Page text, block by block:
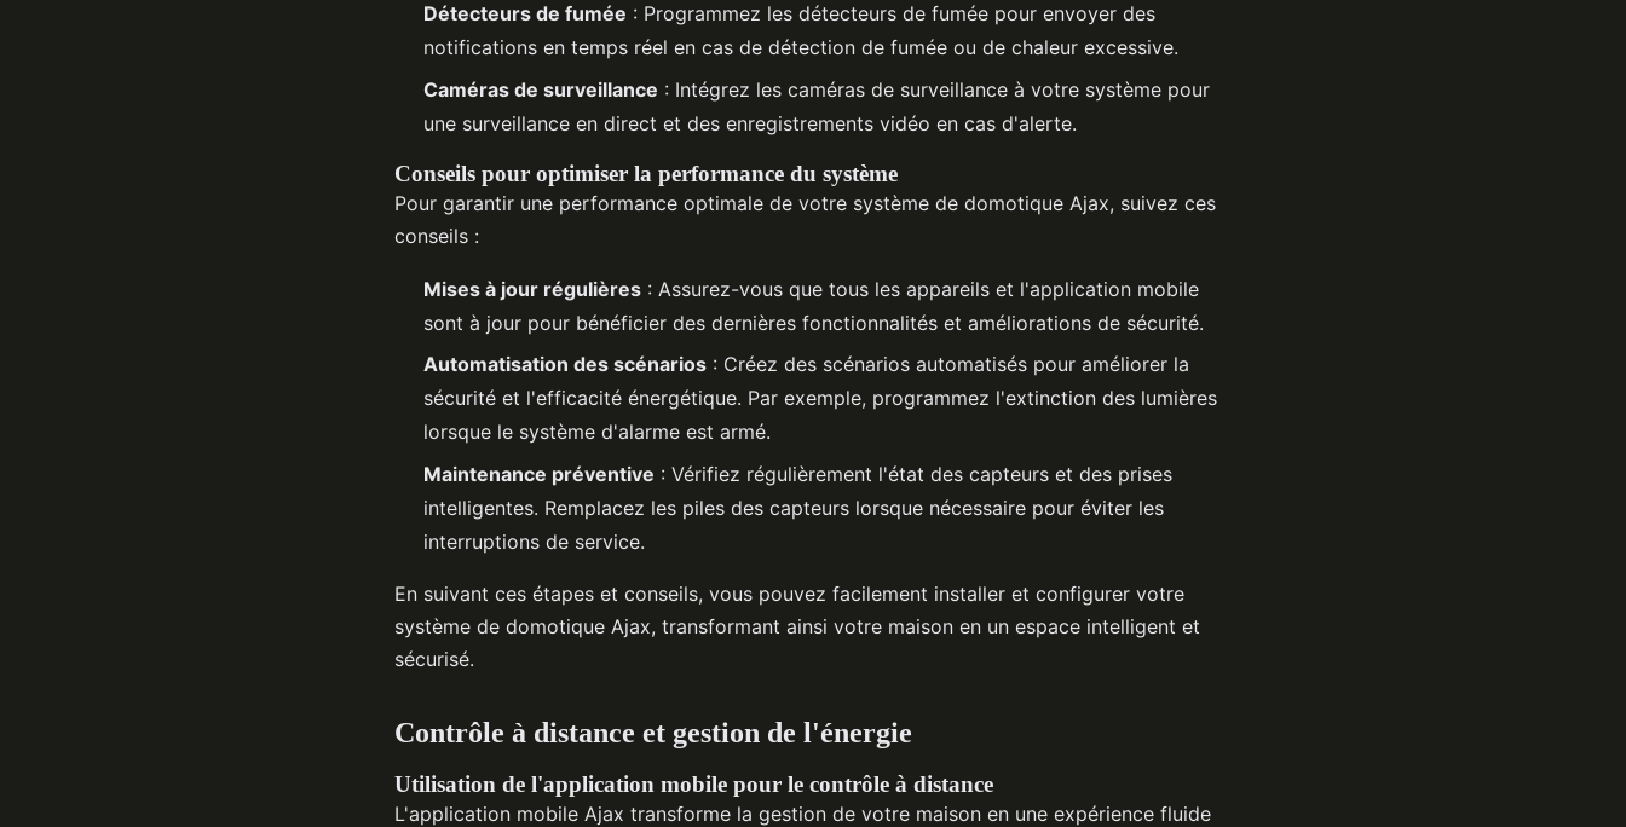
Détecteurs de fumée : Programmez les détecteurs de fumée pour envoyer des
notifications en temps réel en cas de détection de fumée ou de chaleur excessive.
Caméras de surveillance : Intégrez les caméras de surveillance à votre système pour
une surveillance en direct et des enregistrements vidéo en cas d'alerte.
Conseils pour optimiser la performance du système
Pour garantir une performance optimale de votre système de domotique Ajax, suivez ces
conseils :
Mises à jour régulières : Assurez-vous que tous les appareils et l'application mobile
sont à jour pour bénéficier des dernières fonctionnalités et améliorations de sécurité.
Automatisation des scénarios : Créez des scénarios automatisés pour améliorer la
sécurité et l'efficacité énergétique. Par exemple, programmez l'extinction des lumières
lorsque le système d'alarme est armé.
Maintenance préventive : Vérifiez régulièrement l'état des capteurs et des prises
intelligentes. Remplacez les piles des capteurs lorsque nécessaire pour éviter les
interruptions de service.
En suivant ces étapes et conseils, vous pouvez facilement installer et configurer votre
système de domotique Ajax, transformant ainsi votre maison en un espace intelligent et
sécurisé.
Contrôle à distance et gestion de l'énergie
Utilisation de l'application mobile pour le contrôle à distance
L'application mobile Ajax transforme la gestion de votre maison en une expérience fluide